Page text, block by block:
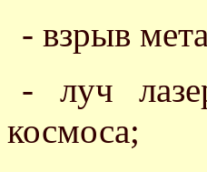
- взрыв
- луч
космоса;